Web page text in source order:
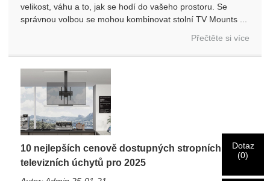
velikost, váhu a to, jak se hodí do vašeho prostoru. Se
správnou volbou se mohou kombinovat stolní TV Mounts ...
Přečtěte si více
10 nejlepších cenově dostupných stropních
televizních úchytů pro 2025
Vyberte si svou vlastní identitu
Jsem
Charmův zákazník
Jsem
Nový návštěvník
×
Ověřte svou identitu
Níže zadejte svou aktuální pracovní e -mailovou adresu,
abyste ověřili, že jste zákazníkem skutečného Charma.
Před odesláním prosímOvěřit všechny
jsou
OPRAVIT. Nesprávné informace povedou k selhání
×
Obdrželi jsme vaši žádost a WillOvěřitvaše odeslané
informace pro ověřování a autorizaci. Jednou
Dotaz
(0)